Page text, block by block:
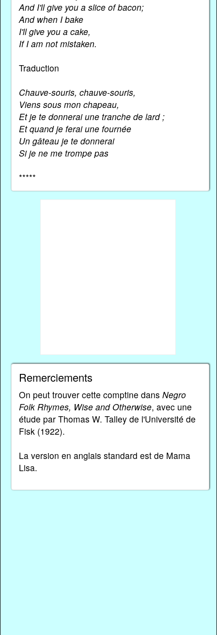
And I'll give you a slice of bacon;
And when I bake
I'll give you a cake,
If I am not mistaken.
Traduction
Chauve-souris, chauve-souris,
Viens sous mon chapeau,
Et je te donnerai une tranche de lard ;
Et quand je ferai une fournée
Un gâteau je te donnerai
Si je ne me trompe pas
*****
Remerciements
On peut trouver cette comptine dans Negro
Folk Rhymes, Wise and Otherwise, avec une
étude par Thomas W. Talley de l'Université de
Fisk (1922).
La version en anglais standard est de Mama
Lisa.